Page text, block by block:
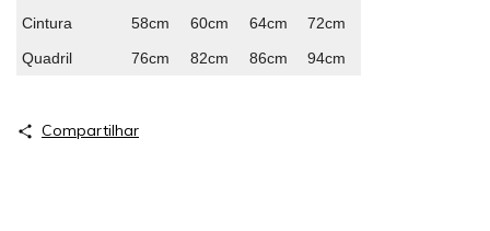
Cintura
58cm 60cm 64cm
72cm
Quadril
76cm 82cm 86cm 94cm
Compartilhar